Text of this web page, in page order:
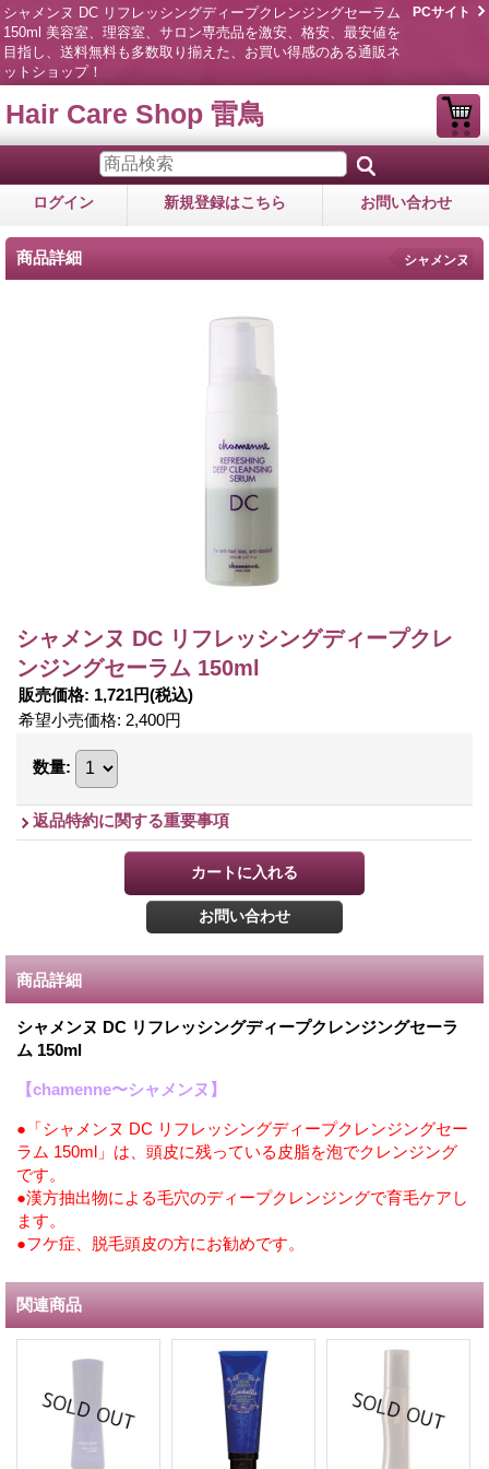
シャメンヌ DC リフレッシングディープクレンジングセーラム
150ml 美容室、理容室、サロン専売品を激安、格安、最安値を
目指し、送料無料も多数取り揃えた、お買い得感のある通販ネ
ットショップ！
PCサイト
Hair Care Shop 雷鳥
ログイン 新規登録はこちら お問い合わせ
商品詳細 シャメンヌ
シャメンヌ DC リフレッシングディープクレ
ンジングセーラム 150ml
販売価格: 1,721円(税込)
希望小売価格: 2,400円
数量:
返品特約に関する重要事項
商品詳細
シャメンヌ DC リフレッシングディープクレンジングセーラ
ム 150ml
【chamenne〜シャメンヌ】
●「シャメンヌ DC リフレッシングディープクレンジングセー
ラム 150ml」は、頭皮に残っている皮脂を泡でクレンジング
です。
●漢方抽出物による毛穴のディープクレンジングで育毛ケアし
ます。
●フケ症、脱毛頭皮の方にお勧めです。
関連商品